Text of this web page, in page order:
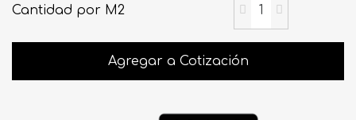
Cantidad por M2
Agregar a Cotización